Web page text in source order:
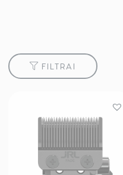
FILTRAI